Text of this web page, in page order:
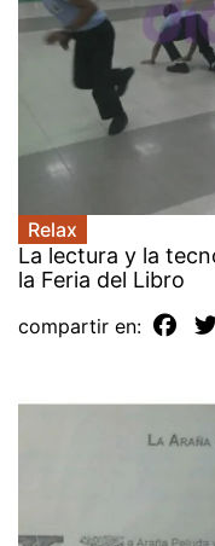
Relax
La lectura y la
la Feria del Libro
compartir en: